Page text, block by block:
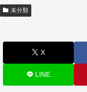
未分類
X
LINE